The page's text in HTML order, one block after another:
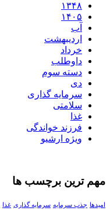
۱۳۴۸
۱۴۰۵
آب
اردیبهشت
خرداد
داوطلب
دسته سوم
دی
سرمایه گذاری
سلامتی
غذا
فرزند خواندگی
ویژه ارشیو
مهم ترین برچسب ها
امیدها جذب سرمایه سرمایه گذاری غذا